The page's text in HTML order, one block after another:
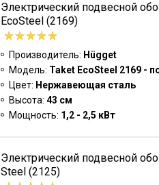
Электрический подвесной
EcoSteel (2169)
Производитель: Hügget
Модель: Taket EcoSteel 2169 -
Цвет: Нержавеющая сталь
Высота: 43 см
Мощность: 1,2 - 2,5 кВт
Электрический подвесной
Steel (2125)